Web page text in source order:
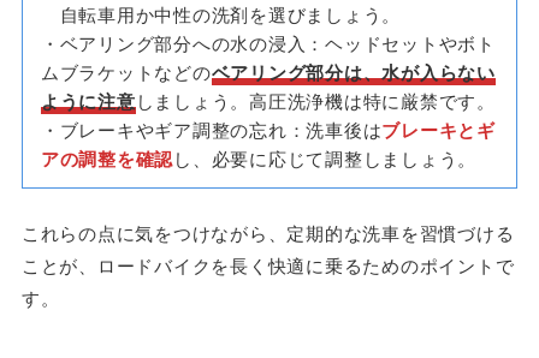
自転車用か中性の洗剤を選びましょう。
・ベアリング部分への水の浸入：ヘッドセットやボト
ムブラケットなどのベアリング部分は、水が入らない
ように注意しましょう。高圧洗浄機は特に厳禁です。
・ブレーキやギア調整の忘れ：洗車後はブレーキとギ
アの調整を確認し、必要に応じて調整しましょう。
これらの点に気をつけながら、定期的な洗車を習慣づける
ことが、ロードバイクを長く快適に乗るためのポイントで
す。